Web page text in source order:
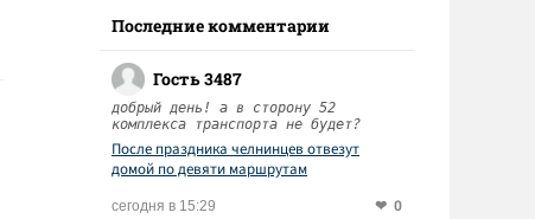
Последние комментарии
Гость 3487
добрый день! а в сторону 52
комплекса транспорта не будет?
После праздника челнинцев отвезут
домой по девяти маршрутам
сегодня в 15:29 0